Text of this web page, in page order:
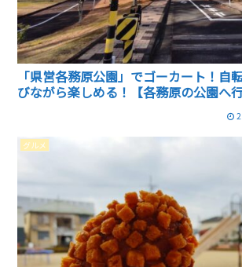
「県営各務原公園」でゴーカート！自
びながら楽しめる！【各務原の公園へ
グルメ